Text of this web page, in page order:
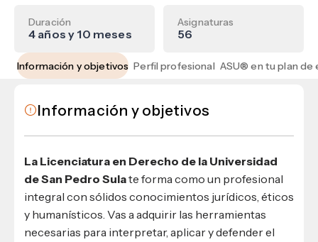
Escuela de Ciencias de la Comunicación
Escuela de Ciencias de la Salud
Escuela de Arquitectura
Ver toda la oferta académica
Escuela deNegocios
admisiones@usap.edu
+504 2561-8727
Ave. Circunvalación, San Pedro Sula,
Honduras, C.A.
EXCELENCIA USAP
Lifelong Learning University
Responsabilidad social y sostenibilidad
Empleabilidad
RECURSOS
Guía de Servicios Académicos y Administrativos
Manual Moddle
Normas Académicas
Experiencias de alumnos
internacionales
Conocé experiencias
Evento
USAP integra RediEShn
Leer artículo
Duración
4 años y 10 meses
Asignaturas
56
Información y objetivos Perfil profesional
Información y objetivos
La Licenciatura en Derecho de la Universidad
de San Pedro Sulate forma como un profesional
integral con sólidos conocimientos jurídicos, éticos
y humanísticos. Vas a adquirir las herramientas
necesarias para interpretar, aplicar y defender el